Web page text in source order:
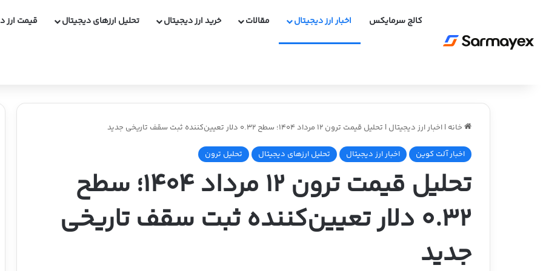
کالج سرمایکس اخبار ارز دیجیتال مقالات خرید ارز دیجیتال تحلیل ارزهای دیجیتال قیمت ارز
خانه | اخبار ارز دیجیتال | تحلیل قیمت ترون ۱۲ مرداد ۱۴۰۴؛ سطح ۰.۳۲ دلار تعیین‌کننده ثبت سقف تاریخی جدید
اخبار آلت کوین اخبار ارز دیجیتال تحلیل ارزهای دیجیتال تحلیل ترون
تحلیل قیمت ترون ۱۲ مرداد ۱۴۰۴؛ سطح
۰.۳۲ دلار تعیین‌کننده ثبت سقف تاریخی
جدید